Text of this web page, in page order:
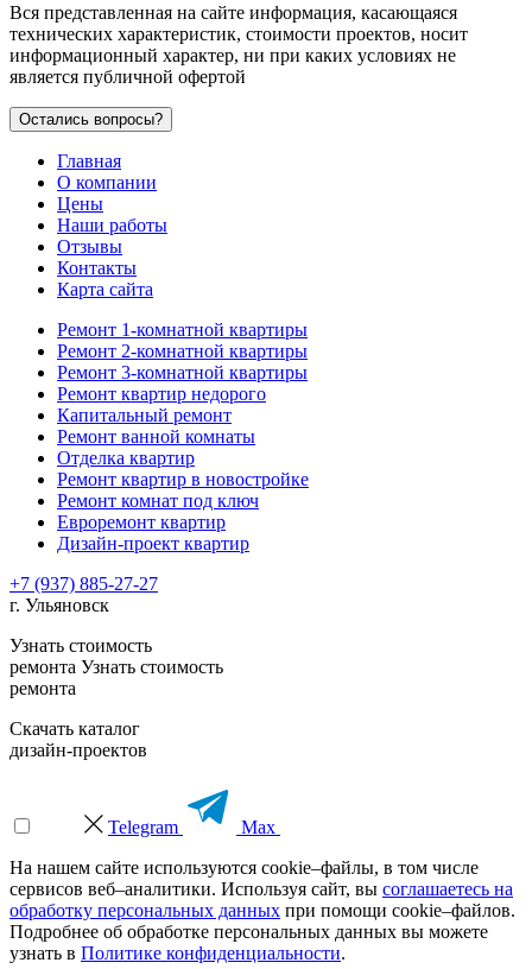
Вся представленная на сайте информация, касающаяся
технических характеристик, стоимости проектов, носит
информационный характер, ни при каких условиях не
является публичной офертой
Остались вопросы?
Главная
О компании
Цены
Наши работы
Отзывы
Контакты
Карта сайта
Ремонт 1-комнатной квартиры
Ремонт 2-комнатной квартиры
Ремонт 3-комнатной квартиры
Ремонт квартир недорого
Капитальный ремонт
Ремонт ванной комнаты
Отделка квартир
Ремонт квартир в новостройке
Ремонт комнат под ключ
Евроремонт квартир
Дизайн-проект квартир
+7 (937) 885-27-27
г. Ульяновск
Узнать стоимость
ремонта Узнать стоимость
ремонта
Скачать каталог
дизайн-проектов
Telegram
Max
На нашем сайте используются cookie–файлы, в том числе
сервисов веб–аналитики. Используя сайт, вы соглашаетесь на
обработку персональных данных при помощи cookie–файлов.
Подробнее об обработке персональных данных вы можете
узнать в Политике конфиденциальности.